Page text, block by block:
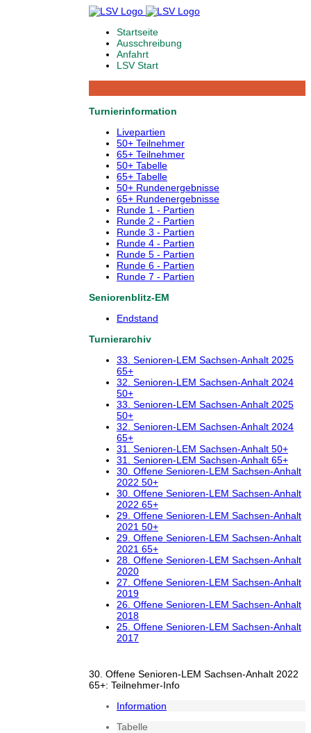
Startseite
Ausschreibung
Anfahrt
LSV Start
Turnierinformation
Livepartien
50+ Teilnehmer
65+ Teilnehmer
50+ Tabelle
65+ Tabelle
50+ Rundenergebnisse
65+ Rundenergebnisse
Runde 1 - Partien
Runde 2 - Partien
Runde 3 - Partien
Runde 4 - Partien
Runde 5 - Partien
Runde 6 - Partien
Runde 7 - Partien
Seniorenblitz-EM
Endstand
Turnierarchiv
33. Senioren-LEM Sachsen-Anhalt 2025
65+
32. Senioren-LEM Sachsen-Anhalt 2024
50+
33. Senioren-LEM Sachsen-Anhalt 2025
50+
32. Senioren-LEM Sachsen-Anhalt 2024
65+
31. Senioren-LEM Sachsen-Anhalt 50+
31. Senioren-LEM Sachsen-Anhalt 65+
30. Offene Senioren-LEM Sachsen-Anhalt
2022 50+
30. Offene Senioren-LEM Sachsen-Anhalt
2022 65+
29. Offene Senioren-LEM Sachsen-Anhalt
2021 50+
29. Offene Senioren-LEM Sachsen-Anhalt
2021 65+
28. Offene Senioren-LEM Sachsen-Anhalt
2020
27. Offene Senioren-LEM Sachsen-Anhalt
2019
26. Offene Senioren-LEM Sachsen-Anhalt
2018
25. Offene Senioren-LEM Sachsen-Anhalt
2017
30. Offene Senioren-LEM Sachsen-Anhalt 2022
65+: Teilnehmer-Info
Information
Tabelle